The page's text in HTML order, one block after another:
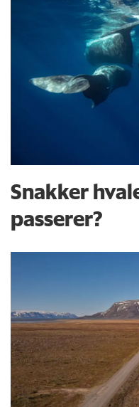
Snakker
passerer?